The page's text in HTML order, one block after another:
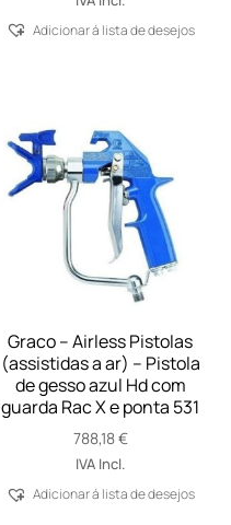
Adicionar á lista de desejos
Graco – Airless Pistolas
(assistidas a ar) – Pistola
de gesso azul Hd com
guarda Rac X e ponta 531
788,18€
IVA Incl.
Adicionar á lista de desejos